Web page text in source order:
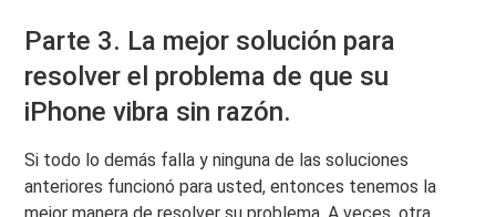
Parte 3. La mejor solución para
resolver el problema de que su
iPhone vibra sin razón.
Si todo lo demás falla y ninguna de las soluciones
anteriores funcionó para usted, entonces tenemos la